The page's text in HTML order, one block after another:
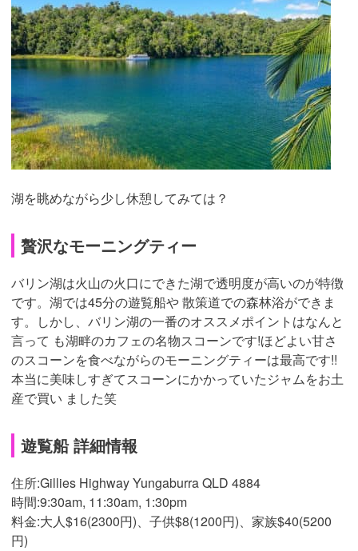
湖を眺めながら少し休憩してみては？
贅沢なモーニングティー
バリン湖は火山の火口にできた湖で透明度が高いのが特徴
です。湖では45分の遊覧船や 散策道での森林浴ができま
す。しかし、バリン湖の一番のオススメポイントはなんと
言って も湖畔のカフェの名物スコーンです!ほどよい甘さ
のスコーンを食べながらのモーニングティーは最高です!!
本当に美味しすぎてスコーンにかかっていたジャムをお土
産で買い ました笑
遊覧船 詳細情報
住所:Gillies Highway Yungaburra QLD 4884
時間:9:30am, 11:30am, 1:30pm
料金:大人$16(2300円)、子供$8(1200円)、家族$40(5200
円)